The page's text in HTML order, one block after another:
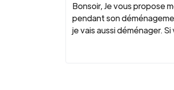
Bonsoir, Je vous propose
pendant son
je vais aussi déménager. Si